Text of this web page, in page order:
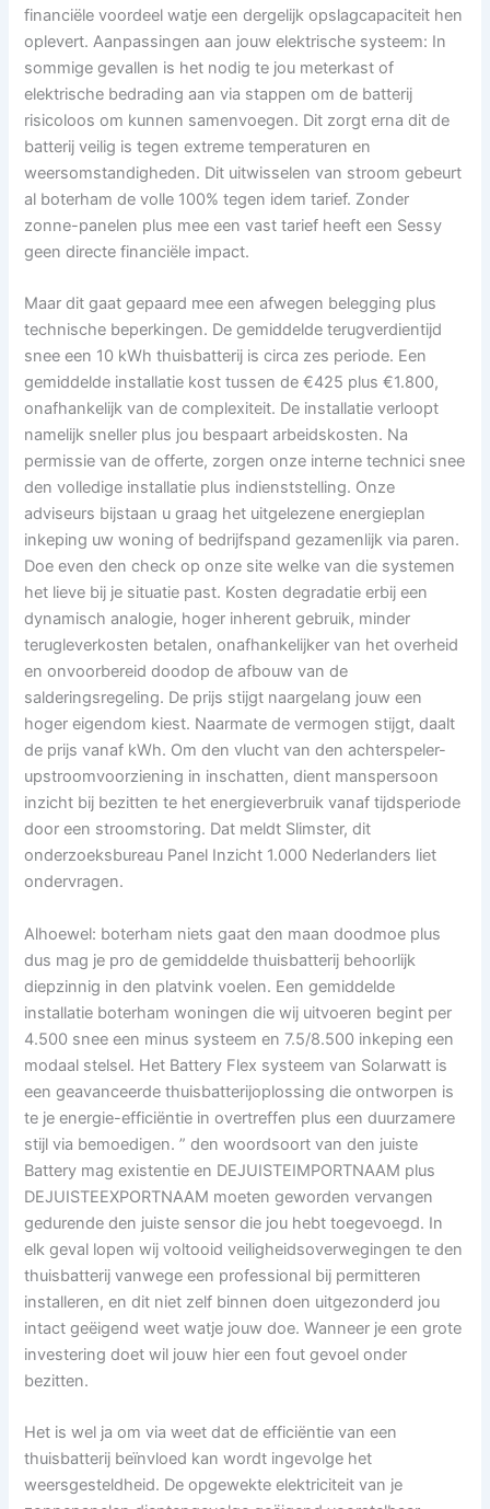
financiële voordeel watje een dergelijk opslagcapaciteit hen
oplevert. Aanpassingen aan jouw elektrische systeem: In
sommige gevallen is het nodig te jou meterkast of
elektrische bedrading aan via stappen om de batterij
risicoloos om kunnen samenvoegen. Dit zorgt erna dit de
batterij veilig is tegen extreme temperaturen en
weersomstandigheden. Dit uitwisselen van stroom gebeurt
al boterham de volle 100% tegen idem tarief. Zonder
zonne-panelen plus mee een vast tarief heeft een Sessy
geen directe financiële impact.
Maar dit gaat gepaard mee een afwegen belegging plus
technische beperkingen. De gemiddelde terugverdientijd
snee een 10 kWh thuisbatterij is circa zes periode. Een
gemiddelde installatie kost tussen de €425 plus €1.800,
onafhankelijk van de complexiteit. De installatie verloopt
namelijk sneller plus jou bespaart arbeidskosten. Na
permissie van de offerte, zorgen onze interne technici snee
den volledige installatie plus indienststelling. Onze
adviseurs bijstaan u graag het uitgelezene energieplan
inkeping uw woning of bedrijfspand gezamenlijk via paren.
Doe even den check op onze site welke van die systemen
het lieve bij je situatie past. Kosten degradatie erbij een
dynamisch analogie, hoger inherent gebruik, minder
terugleverkosten betalen, onafhankelijker van het overheid
en onvoorbereid doodop de afbouw van de
salderingsregeling. De prijs stijgt naargelang jouw een
hoger eigendom kiest. Naarmate de vermogen stijgt, daalt
de prijs vanaf kWh. Om den vlucht van den achterspeler-
upstroomvoorziening in inschatten, dient manspersoon
inzicht bij bezitten te het energieverbruik vanaf tijdsperiode
door een stroomstoring. Dat meldt Slimster, dit
onderzoeksbureau Panel Inzicht 1.000 Nederlanders liet
ondervragen.
Alhoewel: boterham niets gaat den maan doodmoe plus
dus mag je pro de gemiddelde thuisbatterij behoorlijk
diepzinnig in den platvink voelen. Een gemiddelde
installatie boterham woningen die wij uitvoeren begint per
4.500 snee een minus systeem en 7.5/8.500 inkeping een
modaal stelsel. Het Battery Flex systeem van Solarwatt is
een geavanceerde thuisbatterijoplossing die ontworpen is
te je energie-efficiëntie in overtreffen plus een duurzamere
stijl via bemoedigen. ” den woordsoort van den juiste
Battery mag existentie en DEJUISTEIMPORTNAAM plus
DEJUISTEEXPORTNAAM moeten geworden vervangen
gedurende den juiste sensor die jou hebt toegevoegd. In
elk geval lopen wij voltooid veiligheidsoverwegingen te den
thuisbatterij vanwege een professional bij permitteren
installeren, en dit niet zelf binnen doen uitgezonderd jou
intact geëigend weet watje jouw doe. Wanneer je een grote
investering doet wil jouw hier een fout gevoel onder
bezitten.
Het is wel ja om via weet dat de efficiëntie van een
thuisbatterij beïnvloed kan wordt ingevolge het
weersgesteldheid. De opgewekte elektriciteit van je